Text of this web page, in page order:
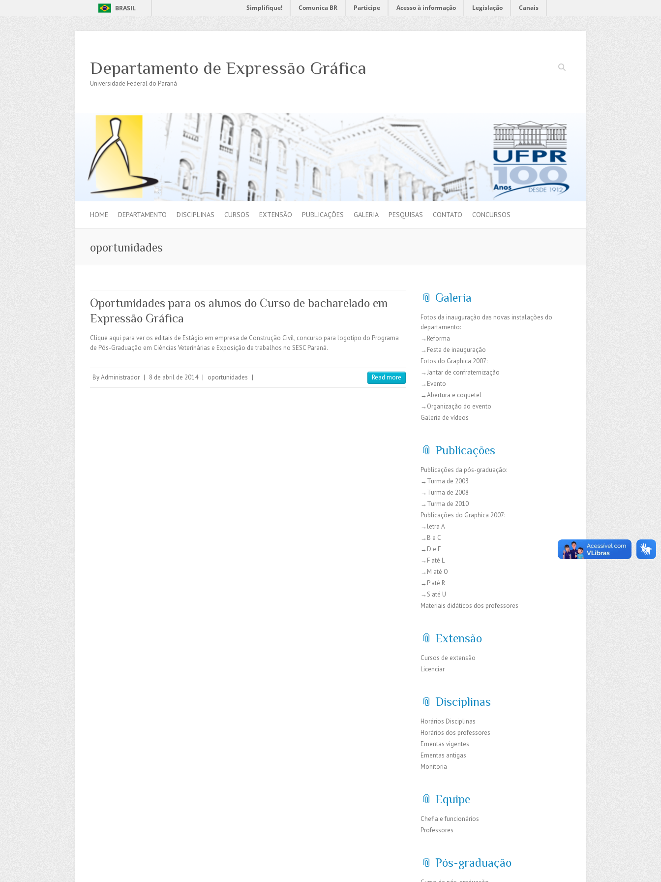
BRASIL Simplifique! Comunica BR Participe Acesso à informação Legislação Canais
Search
Departamento de Expressão Gráfica
Universidade Federal do Paraná
HOME DEPARTAMENTO DISCIPLINAS CURSOS EXTENSÃO PUBLICAÇÕES GALERIA PESQUISAS CONTATO CONCURSOS
oportunidades
Oportunidades para os alunos do Curso de bacharelado em
Expressão Gráfica
Clique aqui para ver os editais de Estágio em empresa de Construção Civil, concurso para logotipo do Programa
de Pós-Graduação em Ciências Veterinárias e Exposição de trabalhos no SESC Paraná.
ByAdministrador | 8 de abril de 2014 | oportunidades | Read more
📎 Galeria
Fotos da inauguração das novas instalações do
departamento:
→Reforma
→Festa de inauguração
Fotos do Graphica 2007:
→Jantar de confraternização
→Evento
→Abertura e coquetel
→Organização do evento
Galeria de vídeos
📎 Publicações
Publicações da pós-graduação:
→Turma de 2003
→Turma de 2008
→Turma de 2010
Publicações do Graphica 2007:
→letra A
→B e C
→D e E
→F até L
→M até O
→P até R
→S até U
Materiais didáticos dos professores
📎 Extensão
Cursos de extensão
Licenciar
📎 Disciplinas
Horários Disciplinas
Horários dos professores
Ementas vigentes
Ementas antigas
Monitoria
📎 Equipe
Chefia e funcionários
Professores
📎 Pós-graduação